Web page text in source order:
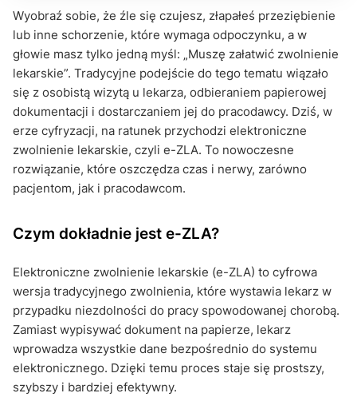
Podsumowanie
Wyobraź sobie, że źle się czujesz, złapałeś przeziębienie
lub inne schorzenie, które wymaga odpoczynku, a w
głowie masz tylko jedną myśl: „Muszę załatwić zwolnienie
lekarskie”. Tradycyjne podejście do tego tematu wiązało
się z osobistą wizytą u lekarza, odbieraniem papierowej
dokumentacji i dostarczaniem jej do pracodawcy. Dziś, w
erze cyfryzacji, na ratunek przychodzi elektroniczne
zwolnienie lekarskie, czyli e-ZLA. To nowoczesne
rozwiązanie, które oszczędza czas i nerwy, zarówno
pacjentom, jak i pracodawcom.
Czym dokładnie jest e-ZLA?
Elektroniczne zwolnienie lekarskie (e-ZLA) to cyfrowa
wersja tradycyjnego zwolnienia, które wystawia lekarz w
przypadku niezdolności do pracy spowodowanej chorobą.
Zamiast wypisywać dokument na papierze, lekarz
wprowadza wszystkie dane bezpośrednio do systemu
elektronicznego. Dzięki temu proces staje się prostszy,
szybszy i bardziej efektywny.